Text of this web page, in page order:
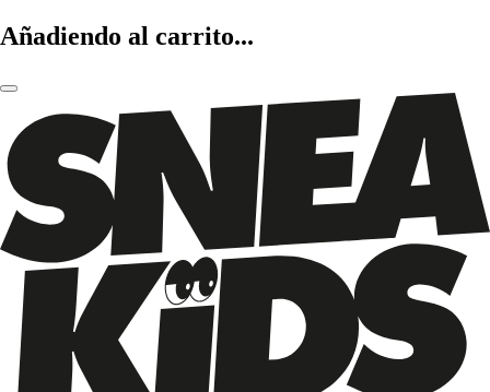
Añadiendo al carrito...